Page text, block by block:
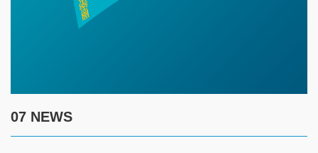
07 NEWS